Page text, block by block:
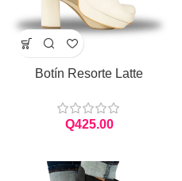
Botín Resorte Latte
Q